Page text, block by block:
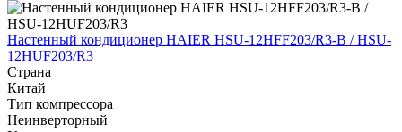
Настенный кондиционер HAIER HSU-12HFF203/R3-B / HSU-
12HUF203/R3
Страна
Китай
Тип компрессора
Неинверторный